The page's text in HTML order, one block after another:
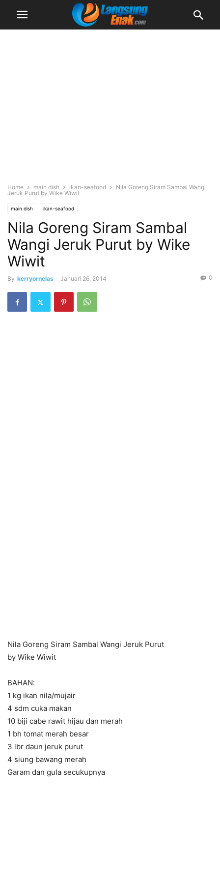
Home main dish ikan-seafood
Nila Goreng Siram Sambal Wangi
Jeruk Purut by Wike Wiwit
main dish ikan-seafood
Nila Goreng Siram Sambal
Wangi Jeruk Purut by Wike
Wiwit
By kerryornelas - Januari 26, 2014 0
Nila Goreng Siram Sambal Wangi Jeruk Purut
by Wike Wiwit
BAHAN:
1 kg ikan nila/mujair
4 sdm cuka makan
10 biji cabe rawit hijau dan merah
1 bh tomat merah besar
3 lbr daun jeruk purut
4 siung bawang merah
Garam dan gula secukupnya